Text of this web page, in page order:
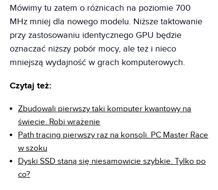
Mówimy tu zatem o różnicach na poziomie 700
MHz mniej dla nowego modelu. Niższe taktowanie
przy zastosowaniu identycznego GPU będzie
oznaczać niższy pobór mocy, ale też i nieco
mniejszą wydajność w grach komputerowych.
Czytaj też:
Zbudowali pierwszy taki komputer kwantowy na
świecie. Robi wrażenie
Path tracing pierwszy raz na konsoli. PC Master Race
w szoku
Dyski SSD staną się niesamowicie szybkie. Tylko po
co?